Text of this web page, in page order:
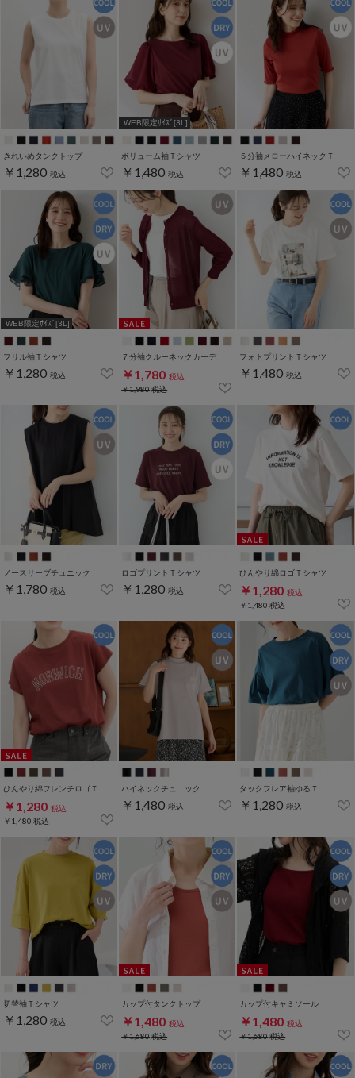
きれいめタンクトップ
￥1,280 税込
WEB限定ｻｲｽﾞ[3L]
ボリューム袖Ｔシャツ
￥1,480 税込
５分袖メローハイネックＴ
￥1,480 税込
WEB限定ｻｲｽﾞ[3L]
フリル袖Ｔシャツ
￥1,280 税込
７分袖クルーネックカーデ
￥1,780 税込
￥1,980税込
フォトプリントＴシャツ
￥1,480 税込
ノースリーブチュニック
￥1,780 税込
ロゴプリントＴシャツ
￥1,280 税込
ひんやり綿ロゴＴシャツ
￥1,280 税込
￥1,480税込
ひんやり綿フレンチロゴＴ
￥1,280 税込
￥1,480税込
ハイネックチュニック
￥1,480 税込
タックフレア袖ゆるＴ
￥1,280 税込
切替袖Ｔシャツ
￥1,280 税込
カップ付タンクトップ
￥1,480 税込
￥1,680税込
カップ付キャミソール
￥1,480 税込
￥1,680税込